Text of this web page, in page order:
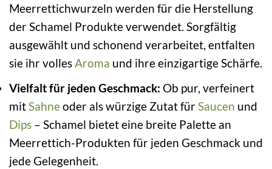
Meerrettichwurzeln werden für die Herstellung
der Schamel Produkte verwendet. Sorgfältig
ausgewählt und schonend verarbeitet, entfalten
sie ihr vollesAroma und ihre einzigartige Schärfe.
Vielfalt für jeden Geschmack: Ob pur, verfeinert
mitSahneoder als würzige Zutat fürSaucen und
Dips – Schamel bietet eine breite Palette an
Meerrettich-Produkten für jeden Geschmack und
jede Gelegenheit.